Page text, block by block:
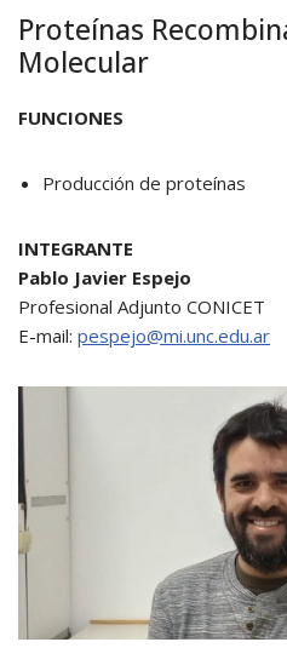
Proteínas
Molecular
FUNCIONES
Producción de proteínas
INTEGRANTE
Pablo Javier Espejo
Profesional Adjunto CONICET
E-mail: pespejo@mi.unc.edu.ar